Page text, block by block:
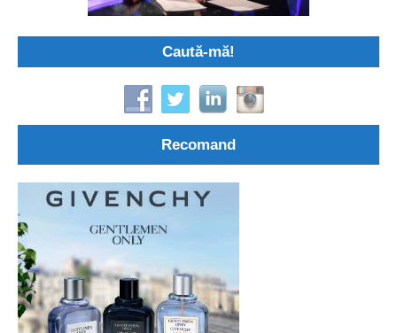
Caută-mă!
Recomand